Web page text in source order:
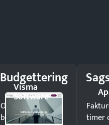
Budgettering
Visma
Software
Opdag
budgetafvigelser i
timer